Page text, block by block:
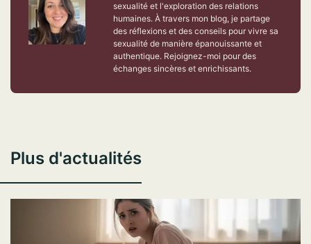
sexualité et l'exploration des relations
humaines. À travers mon blog, je partage
des réflexions et des conseils pour vivre sa
sexualité de manière épanouissante et
authentique. Rejoignez-moi pour des
échanges sincères et enrichissants.
Plus d'actualités